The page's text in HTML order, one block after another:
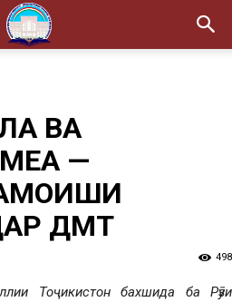
ВА
—
ДМТ
498
Тоҷикистон бахшида ба Рӯзи